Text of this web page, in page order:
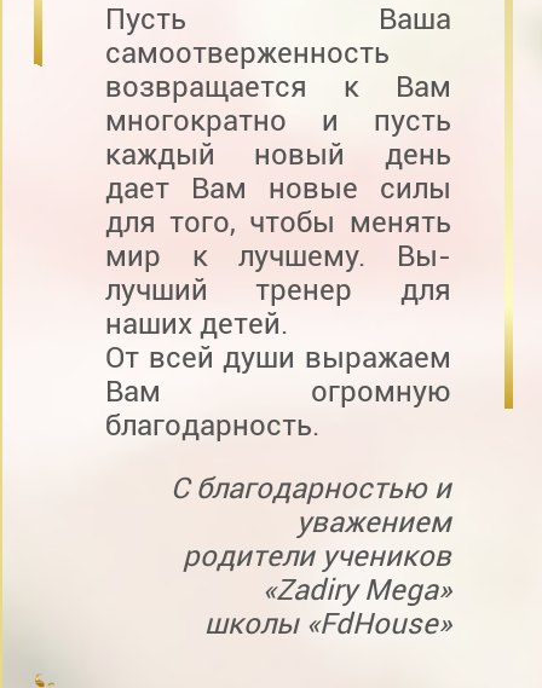
Пусть Ваша
самоотверженность
возвращается к Вам
многократно и пусть
каждый новый день
дает Вам новые силы
для того, чтобы менять
мир к лучшему. Вы-
лучший тренер для
наших детей.
От всей души выражаем
Вам огромную
благодарность.
С благодарностью и
уважением
родители учеников
«Zadiry Mega»
школы «FdHouse»